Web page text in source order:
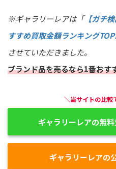
※ギャラリーレアは「【ガチ
すすめ買取金額ランキング
させていただきました。
ブランド品を売るなら1番おす
＼当サイトの比
ギャラリーレアの無
ギャラリーレアの